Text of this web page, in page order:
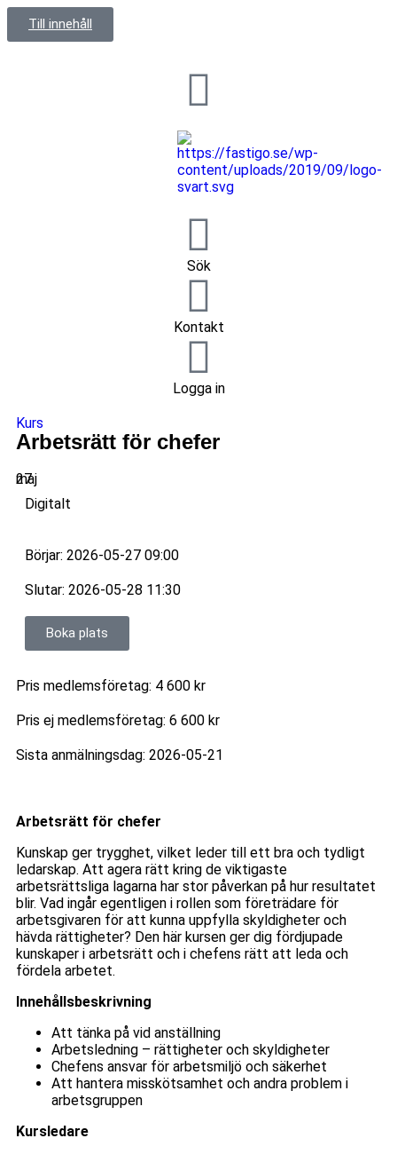
Till innehåll
Sök
Kontakt
Logga in
Kurs
Arbetsrätt för chefer
27
maj
Digitalt
Börjar: 2026-05-27 09:00
Slutar: 2026-05-28 11:30
Boka plats
Pris medlemsföretag: 4 600 kr
Pris ej medlemsföretag: 6 600 kr
Sista anmälningsdag: 2026-05-21
Arbetsrätt för chefer
Kunskap ger trygghet, vilket leder till ett bra och tydligt
ledarskap. Att agera rätt kring de viktigaste
arbetsrättsliga lagarna har stor påverkan på hur resultatet
blir. Vad ingår egentligen i rollen som företrädare för
arbetsgivaren för att kunna uppfylla skyldigheter och
hävda rättigheter? Den här kursen ger dig fördjupade
kunskaper i arbetsrätt och i chefens rätt att leda och
fördela arbetet.
Innehållsbeskrivning
Att tänka på vid anställning
Arbetsledning – rättigheter och skyldigheter
Chefens ansvar för arbetsmiljö och säkerhet
Att hantera misskötsamhet och andra problem i
arbetsgruppen
Kursledare